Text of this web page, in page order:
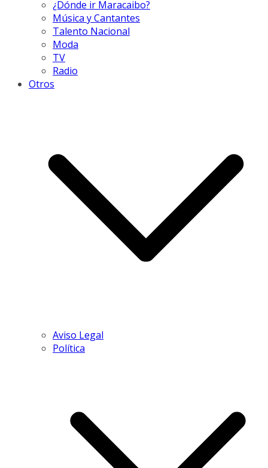
¿Dónde ir Maracaibo?
Música y Cantantes
Talento Nacional
Moda
TV
Radio
Otros
Aviso Legal
Política